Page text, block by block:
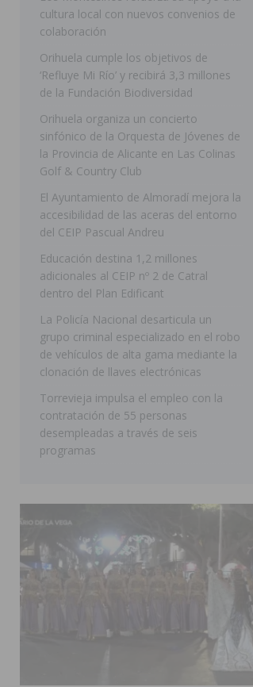
[ 07/08/2026 ] La Generalitat
[ 07/08/2026 ] Benferri ya se
[ 07/08/2026 ] Rojales
[ 08/08/2026 ] Controlado un
[ 08/08/2026 ] Benferri da
FEGADO
[ 07/08/2026 ]
cultura local con nuevos convenios de
colaboración
Orihuela cumple los objetivos de
‘Refluye Mi Río’ y recibirá 3,3 millones
de la Fundación Biodiversidad
Orihuela organiza un concierto
sinfónico de la Orquesta de Jóvenes de
la Provincia de Alicante en Las Colinas
Golf & Country Club
El Ayuntamiento de Almoradí mejora la
accesibilidad de las aceras del entorno
del CEIP Pascual Andreu
Educación destina 1,2 millones
adicionales al CEIP nº 2 de Catral
dentro del Plan Edificant
La Policía Nacional desarticula un
grupo criminal especializado en el robo
de vehículos de alta gama mediante la
clonación de llaves electrónicas
Torrevieja impulsa el empleo con la
contratación de 55 personas
desempleadas a través de seis
programas